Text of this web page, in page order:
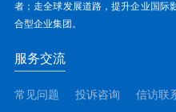
者；走全球发展道路，提升企业国际
合型企业集团。
服务交流
常见问题 投诉咨询 信访联